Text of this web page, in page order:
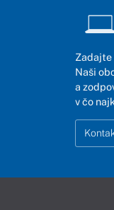
Zadajte
Naši
a
v čo